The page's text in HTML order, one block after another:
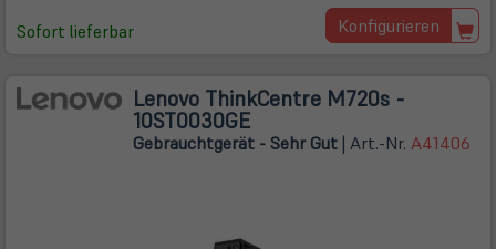
Sofort lieferbar Konfigurieren
Lenovo ThinkCentre M720s -
10ST0030GE
Gebrauchtgerät - Sehr Gut | Art.-Nr. A41406